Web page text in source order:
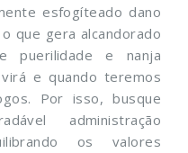
esfogíteado dano
que gera alcandorado
puerilidade e nanja
e quando teremos
Por isso, busque
administração
os valores